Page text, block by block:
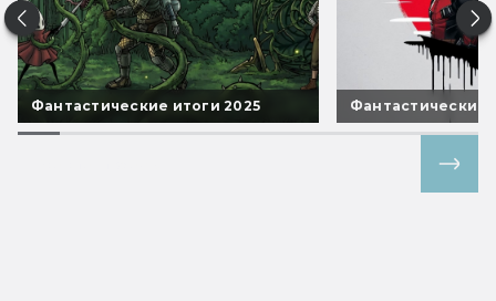
Фантастические итоги 2025 Фантастические